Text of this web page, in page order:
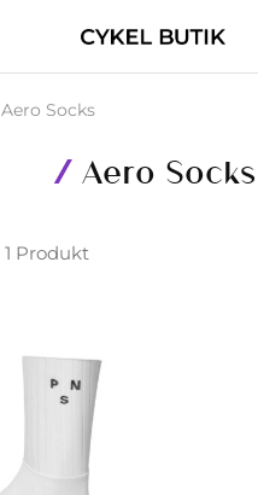
Butik
Aero Socks
Aero Socks
1 Produkt